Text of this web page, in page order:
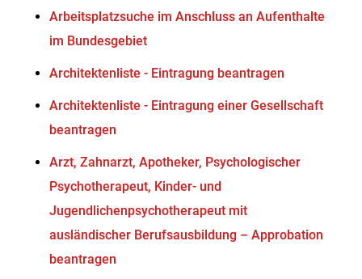
Arbeitsplatzsuche im Anschluss an Aufenthalte
im Bundesgebiet
Architektenliste - Eintragung beantragen
Architektenliste - Eintragung einer Gesellschaft
beantragen
Arzt, Zahnarzt, Apotheker, Psychologischer
Psychotherapeut, Kinder- und
Jugendlichenpsychotherapeut mit
ausländischer Berufsausbildung – Approbation
beantragen